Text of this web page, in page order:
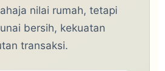
nilai rumah, tetapi
bersih, kekuatan
transaksi.